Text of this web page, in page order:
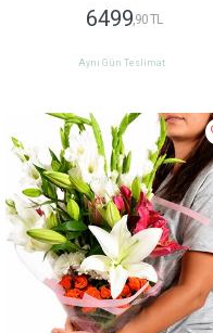
6499,90 TL
Aynı Gün Teslimat